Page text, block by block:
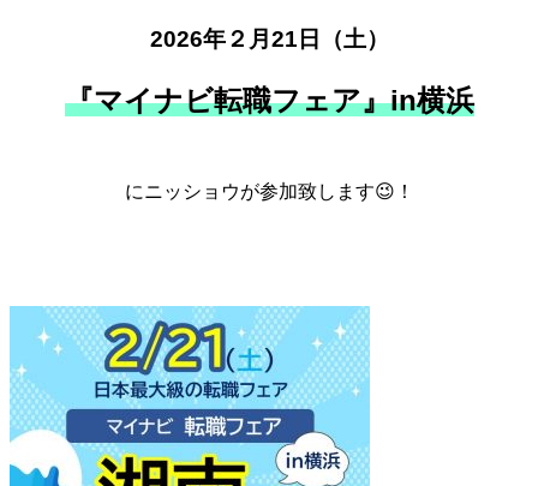
2026年２月21日（土）
『マイナビ転職フェア』in横浜
にニッショウが参加致します😉！